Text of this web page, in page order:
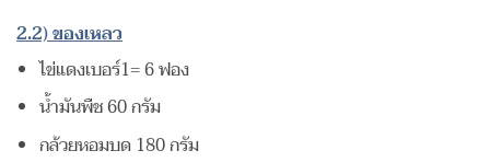
2.2) ของเหลว
ไข่แดงเบอร์1= 6 ฟอง
น้ำมันพืช 60 กรัม
กล้วยหอมบด 180 กรัม